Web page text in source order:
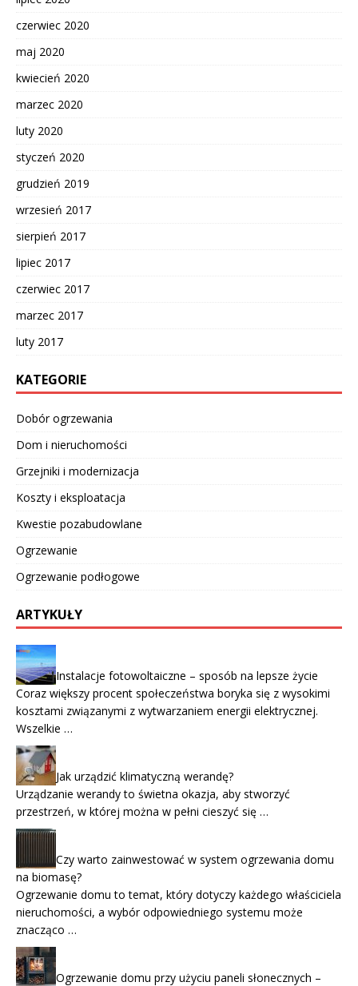
czerwiec 2020
maj 2020
kwiecień 2020
marzec 2020
luty 2020
styczeń 2020
grudzień 2019
wrzesień 2017
sierpień 2017
lipiec 2017
czerwiec 2017
marzec 2017
luty 2017
KATEGORIE
Dobór ogrzewania
Dom i nieruchomości
Grzejniki i modernizacja
Koszty i eksploatacja
Kwestie pozabudowlane
Ogrzewanie
Ogrzewanie podłogowe
ARTYKUŁY
Instalacje fotowoltaiczne – sposób na lepsze życie
Coraz większy procent społeczeństwa boryka się z wysokimi
kosztami związanymi z wytwarzaniem energii elektrycznej.
Wszelkie …
Jak urządzić klimatyczną werandę?
Urządzanie werandy to świetna okazja, aby stworzyć
przestrzeń, w której można w pełni cieszyć się …
Czy warto zainwestować w system ogrzewania domu
na biomasę?
Ogrzewanie domu to temat, który dotyczy każdego właściciela
nieruchomości, a wybór odpowiedniego systemu może
znacząco …
Ogrzewanie domu przy użyciu paneli słonecznych –